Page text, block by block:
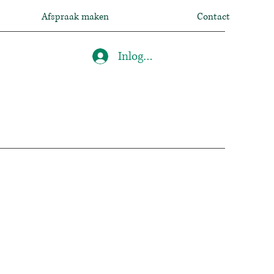
Afspraak maken Contact
Inloggen